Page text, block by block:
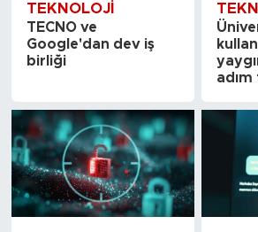
TEKNOLOJI
TECNO ve
Google'dan dev iş
birliği